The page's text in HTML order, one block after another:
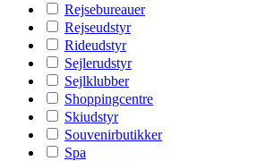
Rejsebureauer
Rejseudstyr
Rideudstyr
Sejlerudstyr
Sejlklubber
Shoppingcentre
Skiudstyr
Souvenirbutikker
Spa